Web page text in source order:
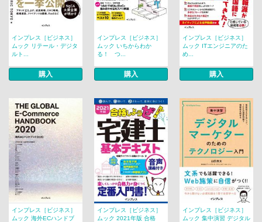
インプレス［ビジネス］
ムック リテール・デジタ
ルト...
購入
インプレス［ビジネス］
ムック いちからわか
る！ つ...
購入
インプレス［ビジネス］
ムック ITエンジニアのた
め...
購入
インプレス［ビジネス］
ムック 海外ECハンドブ
インプレス［ビジネス］
ムック 2021年版 合格
インプレス［ビジネス］
ムック 集中演習 デジタル